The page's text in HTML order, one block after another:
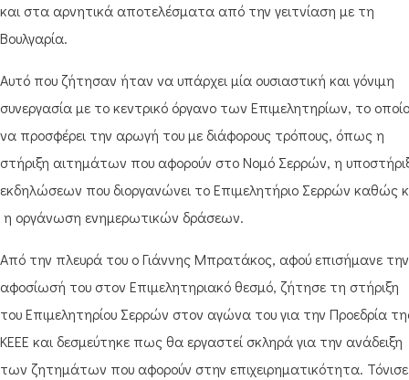
και στα αρνητικά αποτελέσματα από την γειτνίαση με τη
Βουλγαρία.
Αυτό που ζήτησαν ήταν να υπάρχει μία ουσιαστική και γόνιμη
συνεργασία με το κεντρικό όργανο των Επιμελητηρίων, το οποίο
να προσφέρει την αρωγή του με διάφορους τρόπους, όπως η
στήριξη αιτημάτων που αφορούν στο Νομό Σερρών, η
εκδηλώσεων που διοργανώνει το Επιμελητήριο Σερρών καθώς
η οργάνωση ενημερωτικών δράσεων.
Από την πλευρά του ο Γιάννης Μπρατάκος, αφού επισήμανε την
αφοσίωσή του στον Επιμελητηριακό θεσμό, ζήτησε τη στήριξη
του Επιμελητηρίου Σερρών στον αγώνα του για την Προεδρία
ΚΕΕΕ και δεσμεύτηκε πως θα εργαστεί σκληρά για την ανάδειξη
των ζητημάτων που αφορούν στην επιχειρηματικότητα. Τόνισε